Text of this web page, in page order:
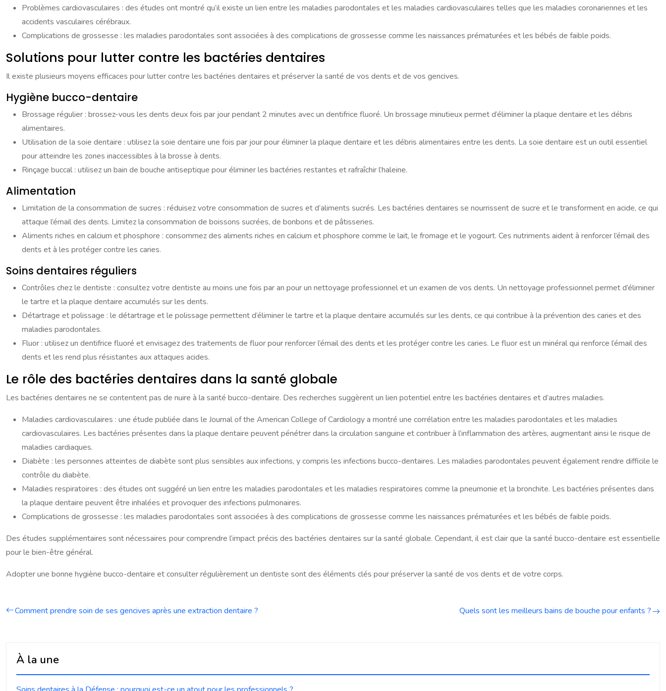
Problèmes cardiovasculaires : des études ont montré qu’il existe un lien entre les maladies parodontales et les maladies cardiovasculaires telles que les maladies coronariennes et les
accidents vasculaires cérébraux.
Complications de grossesse : les maladies parodontales sont associées à des complications de grossesse comme les naissances prématurées et les bébés de faible poids.
Solutions pour lutter contre les bactéries dentaires
Il existe plusieurs moyens efficaces pour lutter contre les bactéries dentaires et préserver la santé de vos dents et de vos gencives.
Hygiène bucco-dentaire
Brossage régulier : brossez-vous les dents deux fois par jour pendant 2 minutes avec un dentifrice fluoré. Un brossage minutieux permet d’éliminer la plaque dentaire et les débris
alimentaires.
Utilisation de la soie dentaire : utilisez la soie dentaire une fois par jour pour éliminer la plaque dentaire et les débris alimentaires entre les dents. La soie dentaire est un outil essentiel
pour atteindre les zones inaccessibles à la brosse à dents.
Rinçage buccal : utilisez un bain de bouche antiseptique pour éliminer les bactéries restantes et rafraîchir l’haleine.
Alimentation
Limitation de la consommation de sucres : réduisez votre consommation de sucres et d’aliments sucrés. Les bactéries dentaires se nourrissent de sucre et le transforment en acide, ce qui
attaque l’émail des dents. Limitez la consommation de boissons sucrées, de bonbons et de pâtisseries.
Aliments riches en calcium et phosphore : consommez des aliments riches en calcium et phosphore comme le lait, le fromage et le yogourt. Ces nutriments aident à renforcer l’émail des
dents et à les protéger contre les caries.
Soins dentaires réguliers
Contrôles chez le dentiste : consultez votre dentiste au moins une fois par an pour un nettoyage professionnel et un examen de vos dents. Un nettoyage professionnel permet d’éliminer
le tartre et la plaque dentaire accumulés sur les dents.
Détartrage et polissage : le détartrage et le polissage permettent d’éliminer le tartre et la plaque dentaire accumulés sur les dents, ce qui contribue à la prévention des caries et des
maladies parodontales.
Fluor : utilisez un dentifrice fluoré et envisagez des traitements de fluor pour renforcer l’émail des dents et les protéger contre les caries. Le fluor est un minéral qui renforce l’émail des
dents et les rend plus résistantes aux attaques acides.
Le rôle des bactéries dentaires dans la santé globale
Les bactéries dentaires ne se contentent pas de nuire à la santé bucco-dentaire. Des recherches suggèrent un lien potentiel entre les bactéries dentaires et d’autres maladies.
Maladies cardiovasculaires : une étude publiée dans le Journal of the American College of Cardiology a montré une corrélation entre les maladies parodontales et les maladies
cardiovasculaires. Les bactéries présentes dans la plaque dentaire peuvent pénétrer dans la circulation sanguine et contribuer à l’inflammation des artères, augmentant ainsi le risque de
maladies cardiaques.
Diabète : les personnes atteintes de diabète sont plus sensibles aux infections, y compris les infections bucco-dentaires. Les maladies parodontales peuvent également rendre difficile le
contrôle du diabète.
Maladies respiratoires : des études ont suggéré un lien entre les maladies parodontales et les maladies respiratoires comme la pneumonie et la bronchite. Les bactéries présentes dans
la plaque dentaire peuvent être inhalées et provoquer des infections pulmonaires.
Complications de grossesse : les maladies parodontales sont associées à des complications de grossesse comme les naissances prématurées et les bébés de faible poids.
Des études supplémentaires sont nécessaires pour comprendre l’impact précis des bactéries dentaires sur la santé globale. Cependant, il est clair que la santé bucco-dentaire est essentielle
pour le bien-être général.
Adopter une bonne hygiène bucco-dentaire et consulter régulièrement un dentiste sont des éléments clés pour préserver la santé de vos dents et de votre corps.
Comment prendre soin de ses gencives après une extraction dentaire ? Quels sont les meilleurs bains de bouche pour enfants ?
À la une